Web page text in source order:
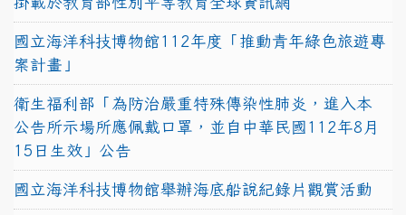
國立海洋科技博物館112年度「推動青年綠色旅遊專
案計畫」
衛生福利部「為防治嚴重特殊傳染性肺炎，進入本
公告所示場所應佩戴口罩，並自中華民國112年8月
15日生效」公告
國立海洋科技博物館舉辦海底船說紀錄片觀賞活動